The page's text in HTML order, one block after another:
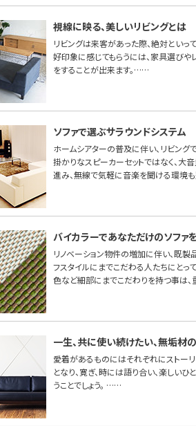
視線に映る、美しいリビングとは
リビングは来客があった際、絶対といっ
好印象に感じてもらうには、家具選びや
をすることが出来ます。……
ソファで選ぶサラウンドシステム
ホームシアターの普及に伴い、リビング
掛かりなスピーカーセットではなく、大
進み、無線で気軽に音楽を聞ける環境
バイカラーであなただけのソファ
リノベーション物件の増加に伴い、既製
フスタイルにまでこだわる人たちにとっ
色など細部にまでこだわりを持つ事は、
一生、共に使い続けたい、無垢材
愛着があるものにはそれぞれにストーリ
となり、寛ぎ、時には語り合い、楽しい
うことでしょう。 ……